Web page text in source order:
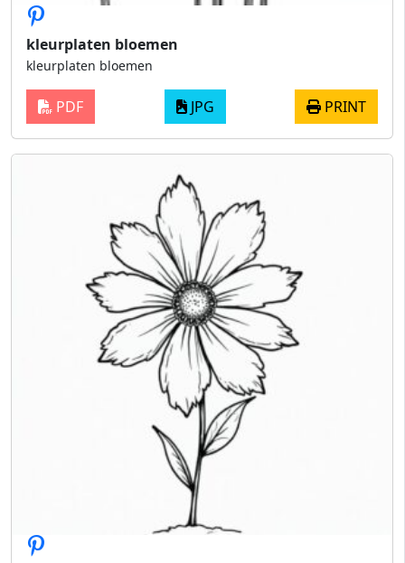
kleurplaten bloemen
kleurplaten bloemen
PDF JPG PRINT